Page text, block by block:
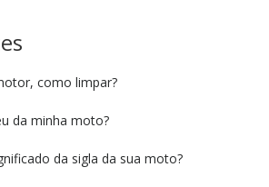
como limpar?
da minha moto?
da sigla da sua moto?